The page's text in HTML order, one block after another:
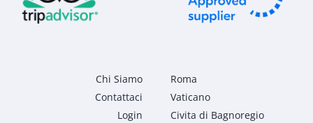
Chi Siamo
Contattaci
Login
Roma
Vaticano
Civita di Bagnoregio